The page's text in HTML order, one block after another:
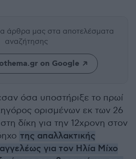
άρθρα μας στα αποτελέσματα
αναζήτησης
on Google
όσα υποστήριξε το πρωί
ορισμένων εκ των 26
δίκη για την 12χρονη στον
της απαλλακτικής
για τον Ηλία Μίχο